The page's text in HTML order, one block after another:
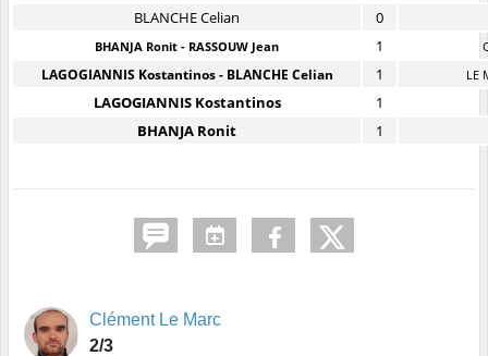
BLANCHE Celian
0
BHANJA Ronit - RASSOUW Jean 1
LAGOGIANNIS Kostantinos - BLANCHE Celian 1 LE
LAGOGIANNIS Kostantinos
1
BHANJA Ronit
1
Clément Le Marc
2/3